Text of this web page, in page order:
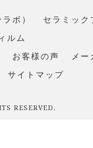
ボ）
セラミック
ルム
お客様の声
メー
サイトマップ
RESERVED.